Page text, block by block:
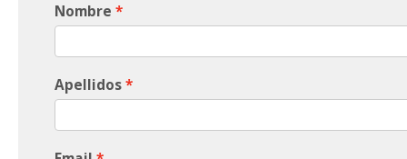
Nombre
Apellidos